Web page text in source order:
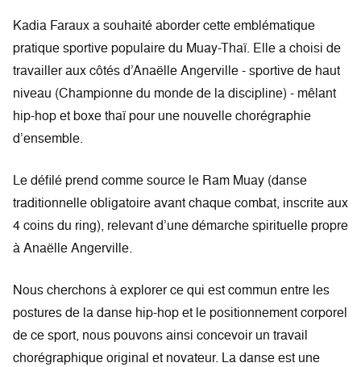
Kadia Faraux a souhaité aborder cette emblématique
pratique sportive populaire du Muay-Thaï. Elle a choisi de
travailler aux côtés d’Anaëlle Angerville - sportive de haut
niveau (Championne du monde de la discipline) - mêlant
hip-hop et boxe thaï pour une nouvelle chorégraphie
d’ensemble.
Le défilé prend comme source le Ram Muay (danse
traditionnelle obligatoire avant chaque combat, inscrite aux
4 coins du ring), relevant d’une démarche spirituelle propre
à Anaëlle Angerville.
Nous cherchons à explorer ce qui est commun entre les
postures de la danse hip-hop et le positionnement corporel
de ce sport, nous pouvons ainsi concevoir un travail
chorégraphique original et novateur. La danse est une